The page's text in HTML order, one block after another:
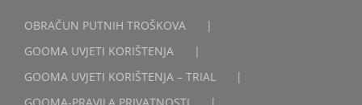
OBRAČUN PUTNIH TROŠKOVA
GOOMA UVJETI KORIŠTENJA
GOOMA UVJETI KORIŠTENJA – TRIAL